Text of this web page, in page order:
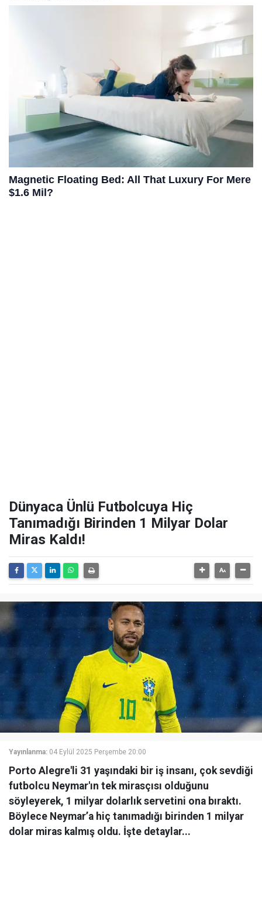
Dünyaca Ünlü Futbolcuya Hiç
Tanımadığı Birinden 1 Milyar Dolar
Miras Kaldı!
Yayınlanma: 04 Eylül 2025 Perşembe 20:00
Porto Alegre'li 31 yaşındaki bir iş insanı, çok sevdiği
futbolcu Neymar'ın tek mirasçısı olduğunu
söyleyerek, 1 milyar dolarlık servetini ona bıraktı.
Böylece Neymar’a hiç tanımadığı birinden 1 milyar
dolar miras kalmış oldu. İşte detaylar...